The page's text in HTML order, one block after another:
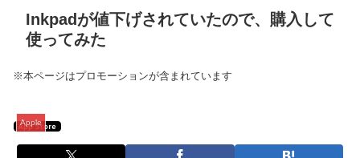
Inkpadが値下げされていたので、購入して
使ってみた
※本ページはプロモーションが含まれています
Apple